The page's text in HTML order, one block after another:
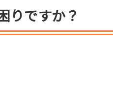
りですか？